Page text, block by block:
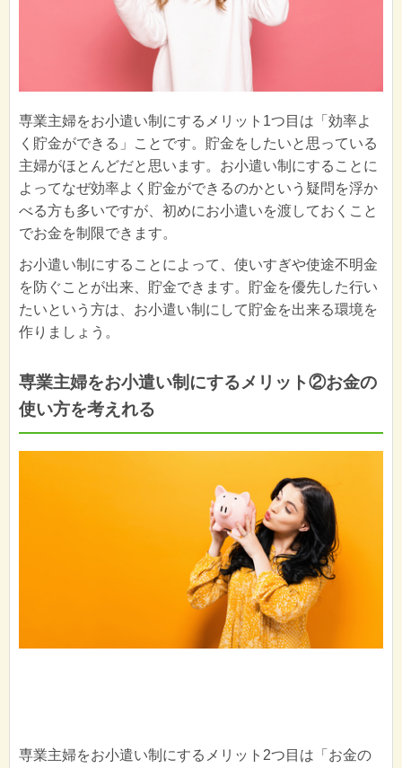
専業主婦をお小遣い制にするメリット1つ目は「効率よ
く貯金ができる」ことです。貯金をしたいと思っている
主婦がほとんどだと思います。お小遣い制にすることに
よってなぜ効率よく貯金ができるのかという疑問を浮か
べる方も多いですが、初めにお小遣いを渡しておくこと
でお金を制限できます。
お小遣い制にすることによって、使いすぎや使途不明金
を防ぐことが出来、貯金できます。貯金を優先した行い
たいという方は、お小遣い制にして貯金を出来る環境を
作りましょう。
専業主婦をお小遣い制にするメリット②お金の
使い方を考えれる
専業主婦をお小遣い制にするメリット2つ目は「お金の